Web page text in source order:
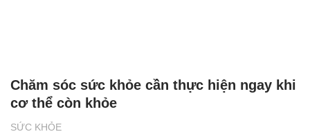
SỨC KHỎE
Chăm sóc sức khỏe cần thực hiện ngay khi
cơ thể còn khỏe